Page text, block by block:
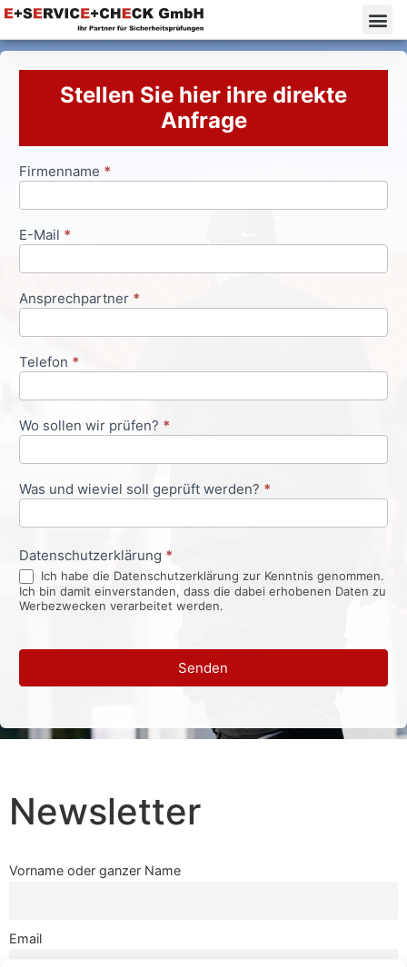
Stellen Sie hier ihre direkte
Anfrage
Anfrageformular
Firmenname *
E-Mail *
Ansprechpartner *
Telefon *
Wo sollen wir prüfen? *
Was und wieviel soll geprüft werden? *
Datenschutzerklärung *
Ich habe die Datenschutzerklärung zur Kenntnis genommen.
Ich bin damit einverstanden, dass die dabei erhobenen Daten zu
Werbezwecken verarbeitet werden.
Senden
Newsletter
Vorname oder ganzer Name
Email